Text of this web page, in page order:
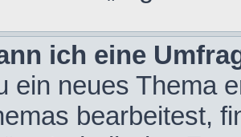
ich eine
ein neues Thema
bearbeitest,